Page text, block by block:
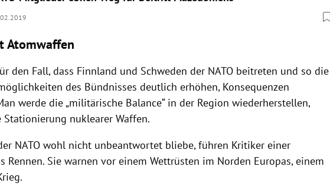
Atomwaffen
den Fall, dass Finnland und Schweden der NATO beitreten und so die
des Bündnisses deutlich erhöhen, Konsequenzen
werde die „militärische Balance“ in der Region wiederherstellen,
Stationierung nuklearer Waffen.
NATO wohl nicht unbeantwortet bliebe, führen Kritiker einer
Rennen. Sie warnen vor einem Wettrüsten im Norden Europas, einem